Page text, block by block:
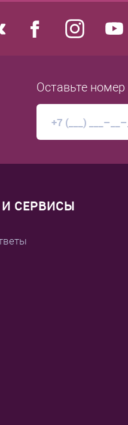
Оставьте номер
СЕРВИСЫ